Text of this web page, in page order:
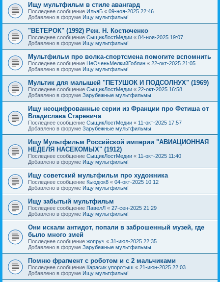
Ищу мультфильм в стиле авангард
Последнее сообщение ИльяБ « 09-ноя-2025 22:46
Добавлено в форуме Ищу мультфильм!
"ВЕТЕРОК" (1992) Реж. Н. Костюченко
Последнее сообщение СыщикЛостМедии « 04-ноя-2025 19:07
Добавлено в форуме Ищу мультфильм!
Мультфильм про волка-спортсмена помогите вспомнить
Последнее сообщение НеОченьМелкийГоблин « 22-окт-2025 21:05
Добавлено в форуме Ищу мультфильм!
Мультик для малышей "ПЕТУШОК И ПОДСОЛНУХ" (1969)
Последнее сообщение СыщикЛостМедии « 22-окт-2025 16:58
Добавлено в форуме Зарубежные мультфильмы
Ищу неоцифрованные серии из Франции про Фетиша от
Владислава Старевича
Последнее сообщение СыщикЛостМедии « 11-окт-2025 17:57
Добавлено в форуме Зарубежные мультфильмы
Ищу Мультфильм Российской империи "АВИАЦИОННАЯ
НЕДЕЛЯ НАСЕКОМЫХ" (1912)
Последнее сообщение СыщикЛостМедии « 11-окт-2025 11:40
Добавлено в форуме Ищу мультфильм!
Ищу советский мультфильм про художника
Последнее сообщение Кьюдюк8 « 04-окт-2025 10:12
Добавлено в форуме Ищу мультфильм!
Ищу забытый мультфильм
Последнее сообщение ПавелЛ « 27-сен-2025 21:29
Добавлено в форуме Ищу мультфильм!
Они искали антидот, попали в заброшенный музей, где
было много змей
Последнее сообщение жопруч « 31-июл-2025 22:35
Добавлено в форуме Зарубежные мультфильмы
Помню фрагмент с роботом и с 2 мальчиками
Последнее сообщение Карасик упоротыш « 21-июн-2025 22:03
Добавлено в форуме Ищу мультфильм!